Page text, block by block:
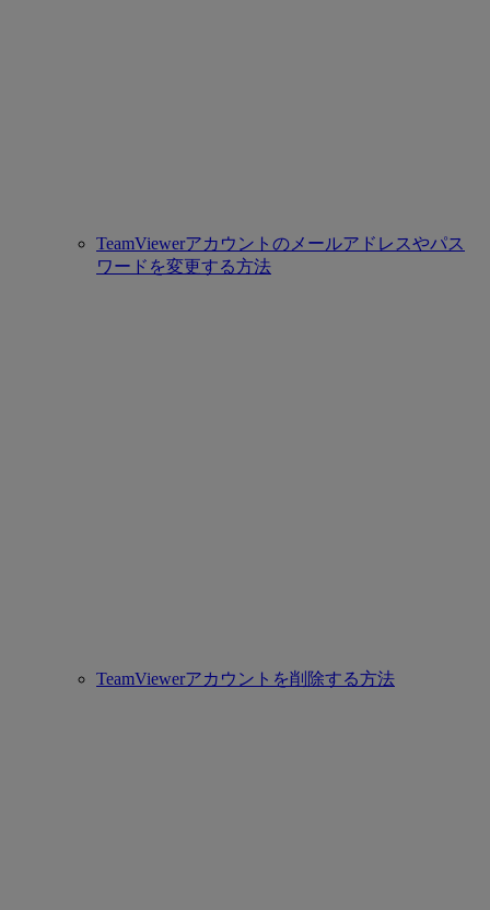
TeamViewerアカウントのメールアドレスやパス
ワードを変更する方法
TeamViewerアカウントを削除する方法